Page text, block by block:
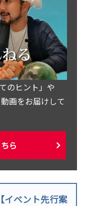
のヒント」や
画をお届けして
ら
イベント先行案